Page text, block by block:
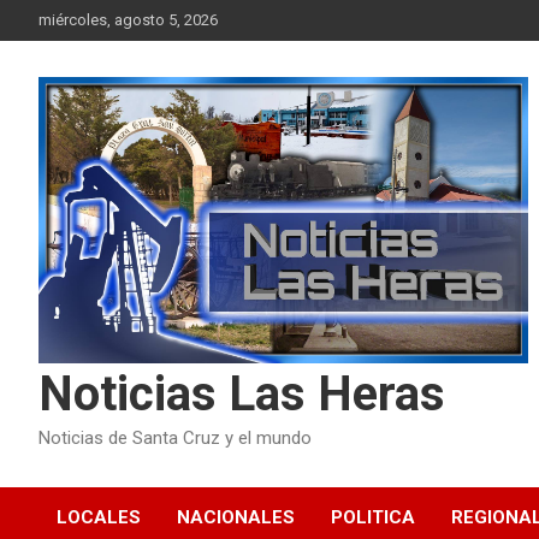
to
miércoles, agosto 5, 2026
Noticias Las Heras
Noticias de Santa Cruz y el mundo
LOCALES NACIONALES POLITICA